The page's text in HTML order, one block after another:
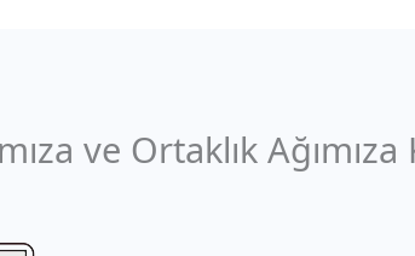
ve Ortaklık